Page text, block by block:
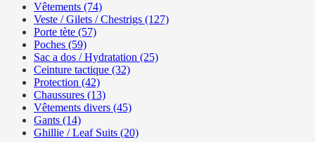
Vêtements (74)
Veste / Gilets / Chestrigs (127)
Porte tète (57)
Poches (59)
Sac a dos / Hydratation (25)
Ceinture tactique (32)
Protection (42)
Chaussures (13)
Vêtements divers (45)
Gants (14)
Ghillie / Leaf Suits (20)